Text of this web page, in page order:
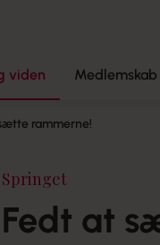
viden
rammerne!
Springet
Fedt at